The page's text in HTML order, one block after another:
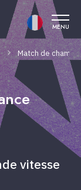
MENU
Match de
vitesse